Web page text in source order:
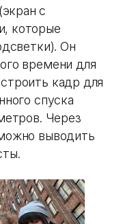
с
которые
Он
времени для
кадр для
спуска
Через
выводить